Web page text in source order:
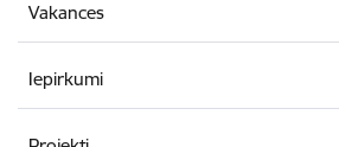
Vakances
Iepirkumi